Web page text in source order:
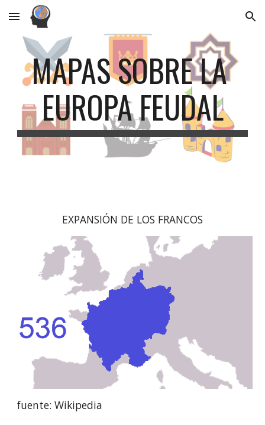
Skip to main content Skip to navigation
MAPAS SOBRE LA
EUROPA FEUDAL
EXPANSIÓN DE LOS FRANCOS
fuente: Wikipedia